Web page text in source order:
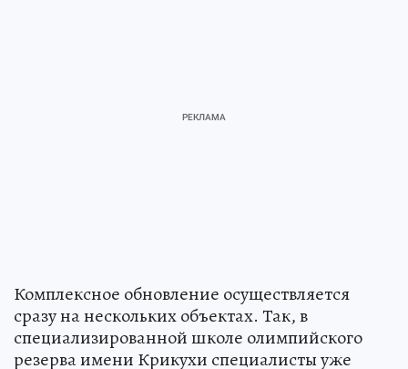
Комплексное обновление осуществляется
сразу на нескольких объектах. Так, в
специализированной школе олимпийского
резерва имени Крикухи специалисты уже